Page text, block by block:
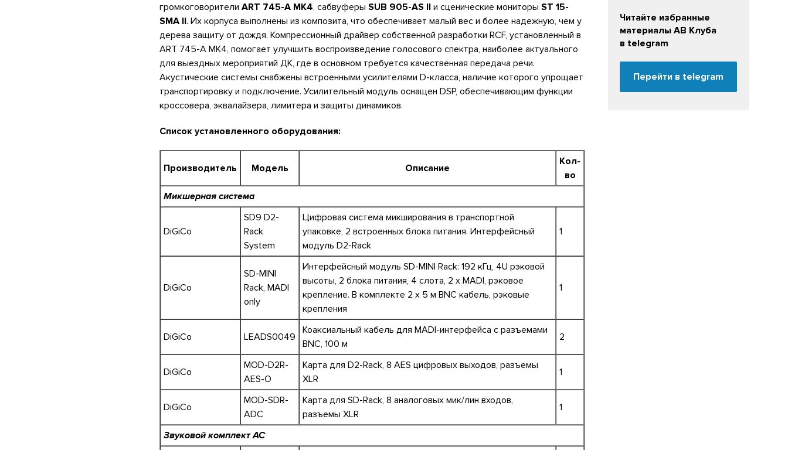
громкоговорители ART 745-A MK4, сабвуферы SUB 905-AS II и сценические мониторы ST 15-
SMA II. Их корпуса выполнены из композита, что обеспечивает малый вес и более надежную, чем у
дерева защиту от дождя. Компрессионный драйвер собственной разработки RCF, установленный в
ART 745-A MK4, помогает улучшить воспроизведение голосового спектра, наиболее актуального
для выездных мероприятий ДК, где в основном требуется качественная передача речи.
Акустические системы снабжены встроенными усилителями D-класса, наличие которого упрощает
транспортировку и подключение. Усилительный модуль оснащен DSP, обеспечивающим функции
кроссовера, эквалайзера, лимитера и защиты динамиков.
Список установленного оборудования:
Производитель Модель Описание
Кол-
во
Микшерная система
DiGiCo
SD9 D2-
Rack
System
Цифровая система микширования в транспортной
упаковке, 2 встроенных блока питания. Интерфейсный
модуль D2-Rack
1
DiGiCo
SD-MINI
Rack, MADI
only
Интерфейсный модуль SD-MINI Rack: 192 кГц, 4U рэковой
высоты, 2 блока питания, 4 слота, 2 х MADI, рэковое
крепление. В комплекте 2 x 5 м BNC кабель, рэковые
крепления
1
DiGiCo LEADS0049
Коаксиальный кабель для MADI-интерфейса с разъемами
BNC, 100 м
2
DiGiCo
MOD-D2R-
AES-O
Карта для D2-Rack, 8 AES цифровых выходов, разъемы
XLR
1
DiGiCo
MOD-SDR-
ADC
Карта для SD-Rack, 8 аналоговых мик/лин входов,
разъемы XLR
1
Звуковой комплект АС
Читайте избранные
материалы АВ Клуба
в telegram
Перейти в telegram